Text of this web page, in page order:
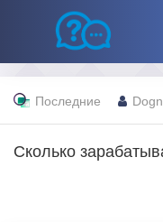
Последние
Сколько